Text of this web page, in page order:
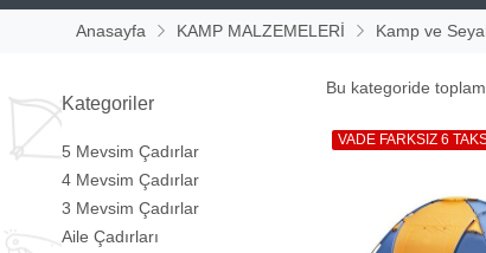
Anasayfa KAMP MALZEMELERİ Kamp ve
Kategoriler
5 Mevsim Çadırlar
4 Mevsim Çadırlar
3 Mevsim Çadırlar
Aile Çadırları
Bu kategoride toplam
VADE FARKSIZ 6